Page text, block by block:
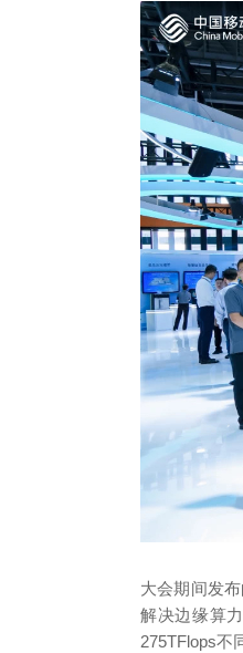
大会期间发
解决边缘算
275TFlops不